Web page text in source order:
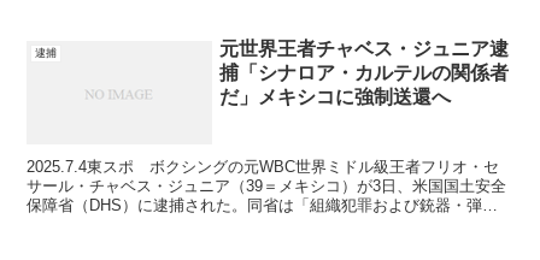
逮捕
元世界王者チャベス・ジュニア逮
捕「シナロア・カルテルの関係者
だ」メキシコに強制送還へ
2025.7.4東スポ ボクシングの元WBC世界ミドル級王者フリオ・セ
サール・チャベス・ジュニア（39＝メキシコ）が3日、米国国土安全
保障省（DHS）に逮捕された。同省は「組織犯罪および銃器・弾